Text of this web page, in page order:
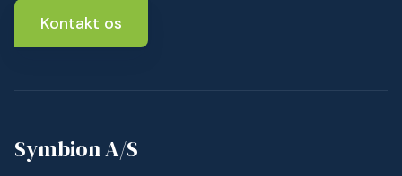
Kontakt os
Symbion A/S